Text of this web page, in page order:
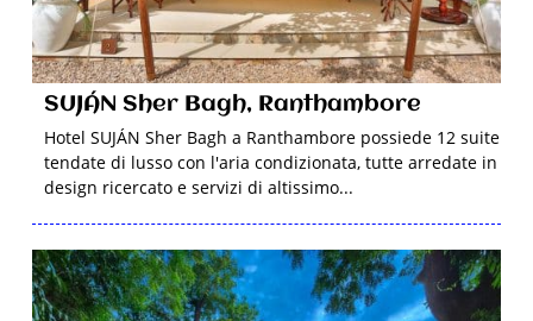
SUJÁN Sher Bagh, Ranthambore
Hotel SUJÁN Sher Bagh a Ranthambore possiede 12 suite
tendate di lusso con l'aria condizionata, tutte arredate in
design ricercato e servizi di altissimo...